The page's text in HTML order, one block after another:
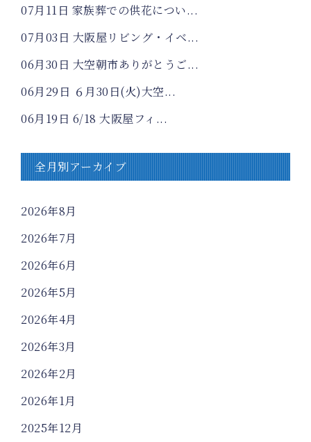
07月11日 家族葬での供花につい...
07月03日 大阪屋リビング・イベ...
06月30日 大空朝市ありがとうご...
06月29日 ６月30日(火)大空...
06月19日 6/18 大阪屋フィ...
全月別アーカイブ
2026年8月
2026年7月
2026年6月
2026年5月
2026年4月
2026年3月
2026年2月
2026年1月
2025年12月